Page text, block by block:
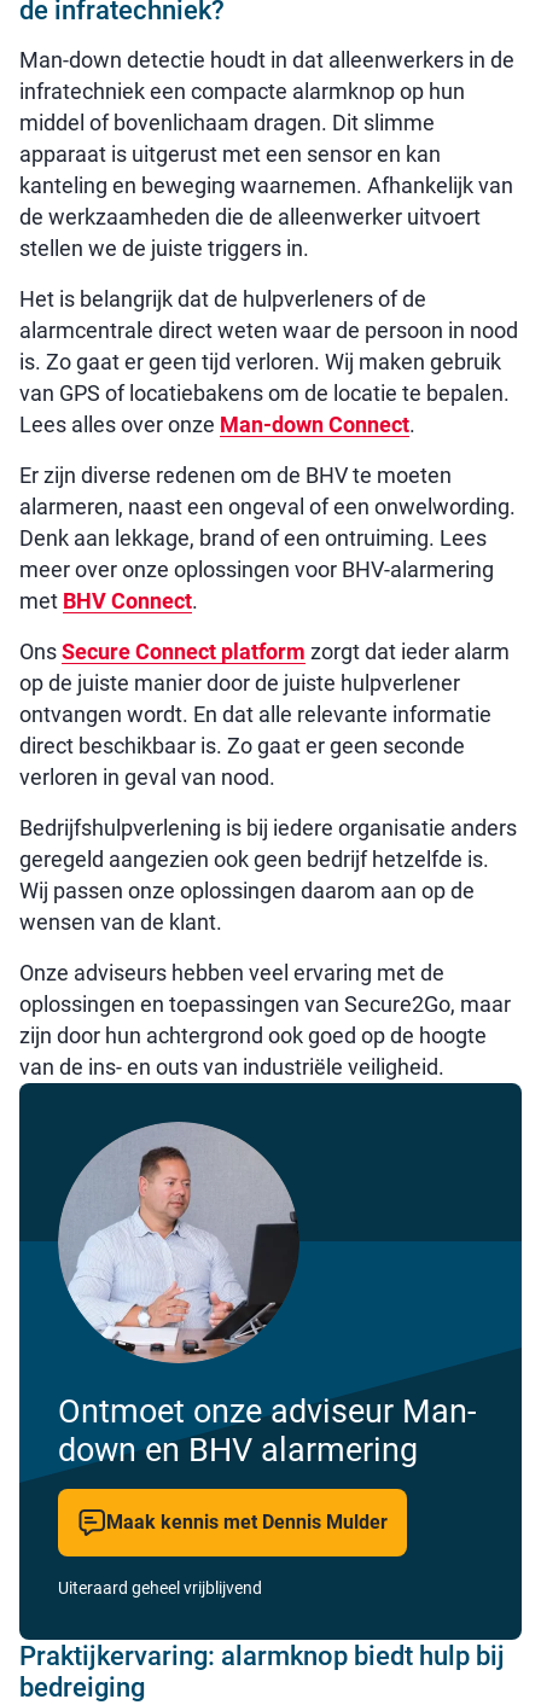
de infratechniek?
Man-down detectie houdt in dat alleenwerkers in de
infratechniek een compacte alarmknop op hun
middel of bovenlichaam dragen. Dit slimme
apparaat is uitgerust met een sensor en kan
kanteling en beweging waarnemen. Afhankelijk van
de werkzaamheden die de alleenwerker uitvoert
stellen we de juiste triggers in.
Het is belangrijk dat de hulpverleners of de
alarmcentrale direct weten waar de persoon in nood
is. Zo gaat er geen tijd verloren. Wij maken gebruik
van GPS of locatiebakens om de locatie te bepalen.
Lees alles over onze Man-down Connect.
Er zijn diverse redenen om de BHV te moeten
alarmeren, naast een ongeval of een onwelwording.
Denk aan lekkage, brand of een ontruiming. Lees
meer over onze oplossingen voor BHV-alarmering
met BHV Connect.
OnsSecure Connect platform zorgt dat ieder alarm
op de juiste manier door de juiste hulpverlener
ontvangen wordt. En dat alle relevante informatie
direct beschikbaar is. Zo gaat er geen seconde
verloren in geval van nood.
Bedrijfshulpverlening is bij iedere organisatie anders
geregeld aangezien ook geen bedrijf hetzelfde is.
Wij passen onze oplossingen daarom aan op de
wensen van de klant.
Onze adviseurs hebben veel ervaring met de
oplossingen en toepassingen van Secure2Go, maar
zijn door hun achtergrond ook goed op de hoogte
van de ins- en outs van industriële veiligheid.
Ontmoet onze adviseur Man-
down en BHV alarmering
Maak kennis met Dennis Mulder
Uiteraard geheel vrijblijvend
Praktijkervaring: alarmknop biedt hulp bij
bedreiging